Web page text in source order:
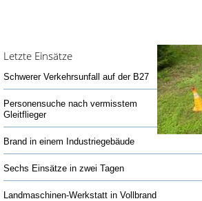
Letzte Einsätze
Schwerer Verkehrsunfall auf der B27
Personensuche nach vermisstem
Gleitflieger
Brand in einem Industriegebäude
Sechs Einsätze in zwei Tagen
Landmaschinen-Werkstatt in Vollbrand